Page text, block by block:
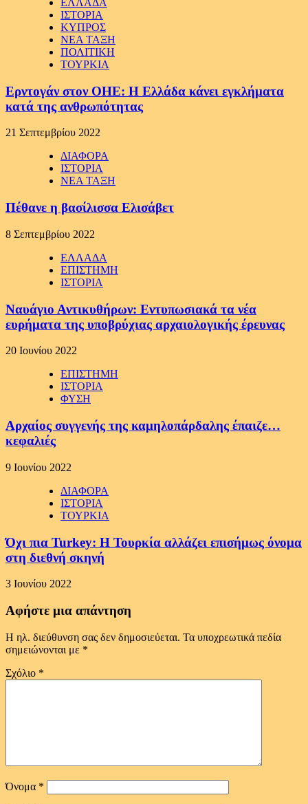
ΕΛΛΑΔΑ
ΙΣΤΟΡΙΑ
ΚΥΠΡΟΣ
ΝΕΑ ΤΑΞΗ
ΠΟΛΙΤΙΚΗ
ΤΟΥΡΚΙΑ
Ερντογάν στον ΟΗΕ: Η Ελλάδα κάνει εγκλήματα
κατά της ανθρωπότητας
21 Σεπτεμβρίου 2022
ΔΙΑΦΟΡΑ
ΙΣΤΟΡΙΑ
ΝΕΑ ΤΑΞΗ
Πέθανε η βασίλισσα Ελισάβετ
8 Σεπτεμβρίου 2022
ΕΛΛΑΔΑ
ΕΠΙΣΤΗΜΗ
ΙΣΤΟΡΙΑ
Ναυάγιο Αντικυθήρων: Εντυπωσιακά τα νέα
ευρήματα της υποβρύχιας αρχαιολογικής έρευνας
20 Ιουνίου 2022
ΕΠΙΣΤΗΜΗ
ΙΣΤΟΡΙΑ
ΦΥΣΗ
Αρχαίος συγγενής της καμηλοπάρδαλης έπαιζε…
κεφαλιές
9 Ιουνίου 2022
ΔΙΑΦΟΡΑ
ΙΣΤΟΡΙΑ
ΤΟΥΡΚΙΑ
Όχι πια Turkey: H Τουρκία αλλάζει επισήμως όνομα
στη διεθνή σκηνή
3 Ιουνίου 2022
Αφήστε μια απάντηση
Η ηλ. διεύθυνση σας δεν δημοσιεύεται. Τα υποχρεωτικά πεδία
σημειώνονται με *
Σχόλιο *
Όνομα *